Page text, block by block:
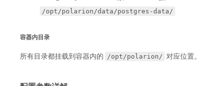
/opt/polarion/data/postgres-data/
容器内目录
所有目录都挂载到容器内的 /opt/polarion/ 对应位置。